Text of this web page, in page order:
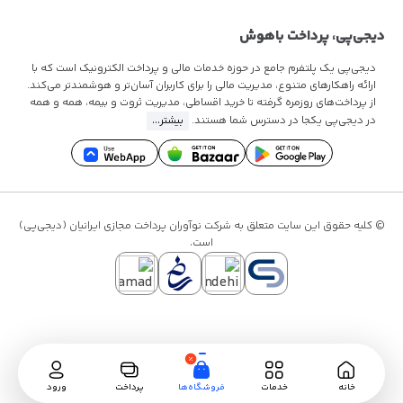
دیجی‌پی، پرداخت باهوش
دیجی‌پی یک پلتفرم جامع در حوزه خدمات مالی و پرداخت الکترونیک است که با
ارائه راهکارهای متنوع، مدیریت مالی را برای کاربران آسان‌تر و هوشمندتر می‌کند.
از پرداخت‌های روزمره گرفته تا خرید اقساطی، مدیریت ثروت و بیمه، همه و همه
در دیجی‌پی یکجا در دسترس شما هستند. بیشتر...
© کلیه حقوق این سایت متعلق به شرکت نوآوران پرداخت مجازی ایرانیان (دیجی‌پی)
است.
خانه خدمات فروشگاه‌ها پرداخت ورود